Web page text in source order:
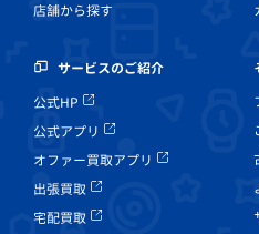
店舗から探す
サービスのご紹介
公式HP
公式アプリ
オファー買取アプリ
出張買取
宅配買取